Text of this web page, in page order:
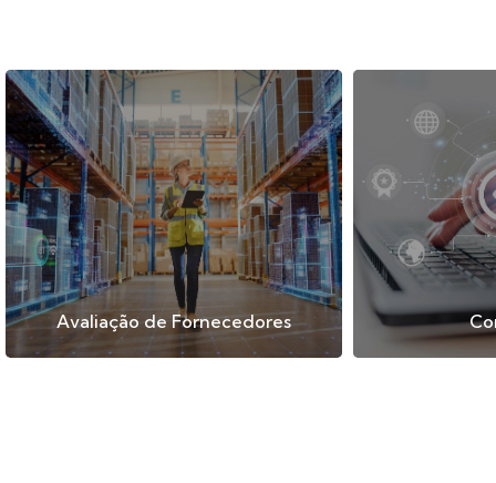
Avaliação de Fornecedores